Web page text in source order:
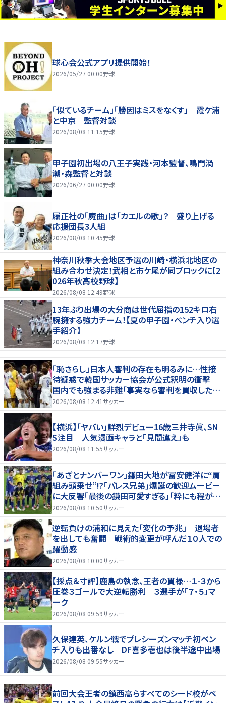
球心会公式アプリ提供開始！
2026/05/27 00:00野球
「似ているチーム」「勝因はミスをなくす」 霞ケ浦
と中京 監督対談
2026/08/08 11:15野球
甲子園初出場の八王子実践・河本監督、鳴門渦
潮・森監督と対談
2026/06/27 00:00野球
履正社の「魔曲」は「カエルの歌」？ 盛り上げる
応援団長3人組
2026/08/08 10:45野球
神奈川秋季大会地区予選の川崎・横浜北地区の
組み合わせ決定！武相と市ケ尾が同ブロックに【2
026年秋高校野球】
2026/08/08 12:49野球
13年ぶり出場の大分商は世代屈指の152キロ右
腕擁する強力チーム！【夏の甲子園・ベンチ入り選
手紹介】
2026/08/08 12:17野球
「恥さらし」日本人審判の存在も明るみに…性接
待疑惑で韓国サッカー協会が公式釈明の衝撃
国内でも強まる非難「事実なら審判を買収したこ
とになる」
2026/08/08 12:41サッカー
【横浜】「ヤバい」鮮烈デビュー16歳三井寺眞、SN
S注目 人気漫画キャラと「見間違え」も
2026/08/08 11:55サッカー
｢あざとナンバーワン｣鎌田大地が冨安健洋に“肩
組み頭乗せ”!?｢パレス兄弟｣爆誕の歓迎ムービー
に大反響｢最後の鎌田可愛すぎる｣｢粋にも程があ
る！」
2026/08/08 10:50サッカー
逆転負けの浦和に見えた「変化の予兆」 退場者
を出しても奮闘 戦術的変更が呼んだ１０人での
躍動感
2026/08/08 10:00サッカー
【採点＆寸評】鹿島の執念、王者の貫禄…１-３から
圧巻３ゴールで大逆転勝利 ３選手が「７・５」マ
ーク
2026/08/08 09:59サッカー
久保建英、ケルン戦でプレシーズンマッチ初ベン
チ入りも出番なし DF喜多壱也は後半途中出場
2026/08/08 09:55サッカー
前回大会王者の鎮西高らすべてのシード校がベ